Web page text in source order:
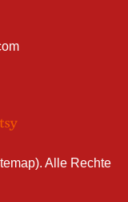
). Alle Rechte